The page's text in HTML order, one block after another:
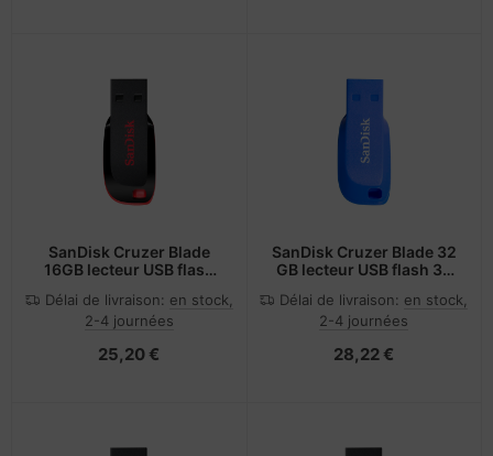
SanDisk Cruzer Blade
16GB lecteur USB flash
Vert
Délai de livraison: en stock,
2-4 journées
25,20 €
SanDisk Cruzer Blade 32
GB lecteur USB flash 32
Délai de livraison: en stock,
2-4 journées
28,22 €